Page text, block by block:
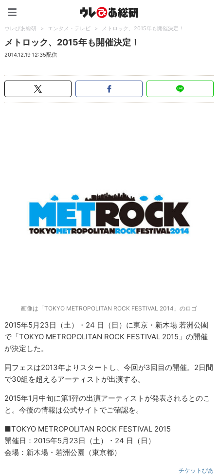
ウレぴあ総研 > エンタメ・テレビ > メトロック、2015年も開催決定！
メトロック、2015年も開催決定！
2014.12.19 12:35配信
画像は「TOKYO METROPOLITAN ROCK FESTIVAL 2014」のロゴ
2015年5月23日（土）・24 日（日）に東京・新木場 若洲公園
で「TOKYO METROPOLITAN ROCK FESTIVAL 2015」の開催
が決定した。
同フェスは2013年よりスタートし、今回が3回目の開催。2日間
で30組を超えるアーティストが出演する。
2015年1月中旬に第1弾の出演アーティストが発表されるとのこ
と。今後の情報は公式サイトでご確認を。
■TOKYO METROPOLITAN ROCK FESTIVAL 2015
開催日：2015年5月23日（土）・24 日（日）
会場：新木場・若洲公園（東京都）
チケットぴあ